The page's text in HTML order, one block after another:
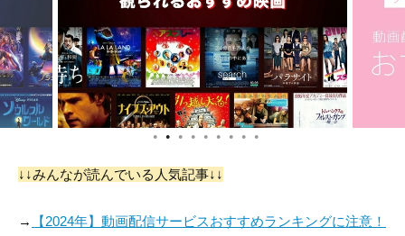
● ● ● ● ● ● ● ● ●
↓↓みんなが読んでいる人気記事↓↓
→
【2024年】動画配信サービスおすすめランキングに注意！